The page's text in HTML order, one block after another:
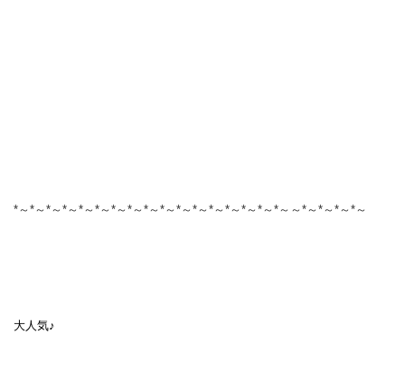
*～*～*～*～*～*～*～*～*～*～*～*～*～*～*～*～*～～*～*～*～*～
大人気♪